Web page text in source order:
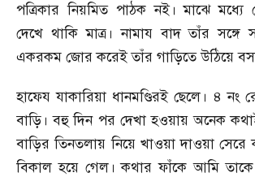
পত্রিকার নিয়মিত পাঠক নই। মাঝে মধ্যে
দেখে থাকি মাত্র। নামায বাদ তাঁর সঙ্গে
একরকম জোর করেই তাঁর গাড়িতে উঠিয়ে
হাফেয যাকারিয়া ধানমণ্ডিরই ছেলে। ৪
বাড়ি। বহু দিন পর দেখা হওয়ায় অনেক
বাড়ির তিনতলায় নিয়ে খাওয়া দাওয়া
বিকাল হয়ে গেল। কথার ফাঁকে আমি